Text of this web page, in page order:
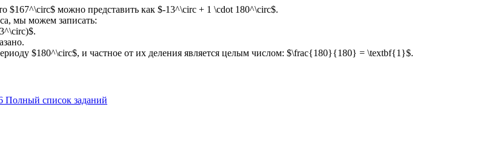
$167^\circ$ можно представить как $-13^\circ + 1 \cdot 180^\circ$.
мы можем записать:
$180^\circ$, и частное от их деления является целым числом: $\frac{180}{180} = \textbf{1}$.
Полный список заданий